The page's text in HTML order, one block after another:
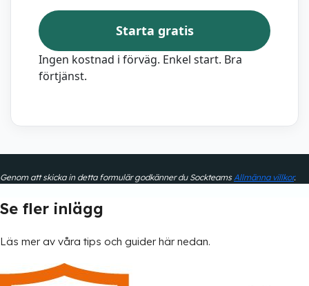
Starta gratis
Ingen kostnad i förväg. Enkel start. Bra
förtjänst.
Genom att skicka in detta formulär godkänner du Sockteams Allmänna villkor.
Se fler inlägg
Läs mer av våra tips och guider här nedan.